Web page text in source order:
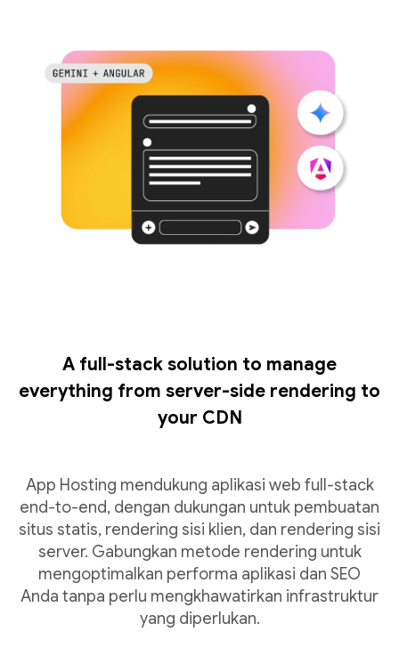
A full-stack solution to manage
everything from server-side rendering to
your CDN
App Hosting mendukung aplikasi web full-stack
end-to-end, dengan dukungan untuk pembuatan
situs statis, rendering sisi klien, dan rendering sisi
server. Gabungkan metode rendering untuk
mengoptimalkan performa aplikasi dan SEO
Anda tanpa perlu mengkhawatirkan infrastruktur
yang diperlukan.